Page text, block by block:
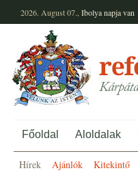
2026. August 07., Ibolyanapja van
Főoldal Aloldalak
Hírek Ajánlók Kitekintő